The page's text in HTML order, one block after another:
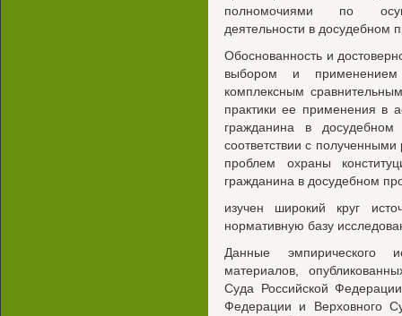
полномочиями по
деятельности в досудебном
Обоснованность и
выбором и применением
комплексным
практики ее применения в
гражданина в
соответствии с полученными
проблем охраны
гражданина в досудебном
изучен широкий круг
нормативную базу
Данные эмпирического
материалов,
Суда Российской
Федерации и Верховного